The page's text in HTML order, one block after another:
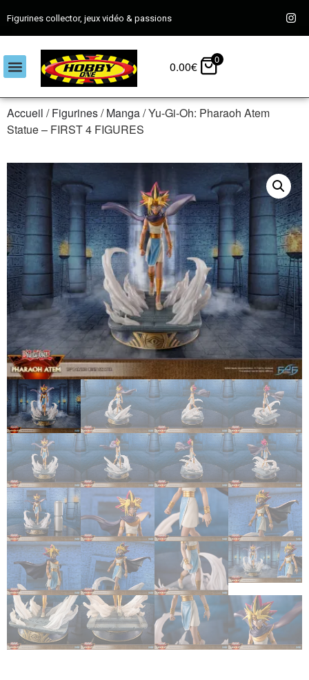
Figurines collector, jeux vidéo & passions
0.00€ 0
Accueil /Figurines/Manga/ Yu-Gi-Oh: Pharaoh Atem
Statue – FIRST 4 FIGURES